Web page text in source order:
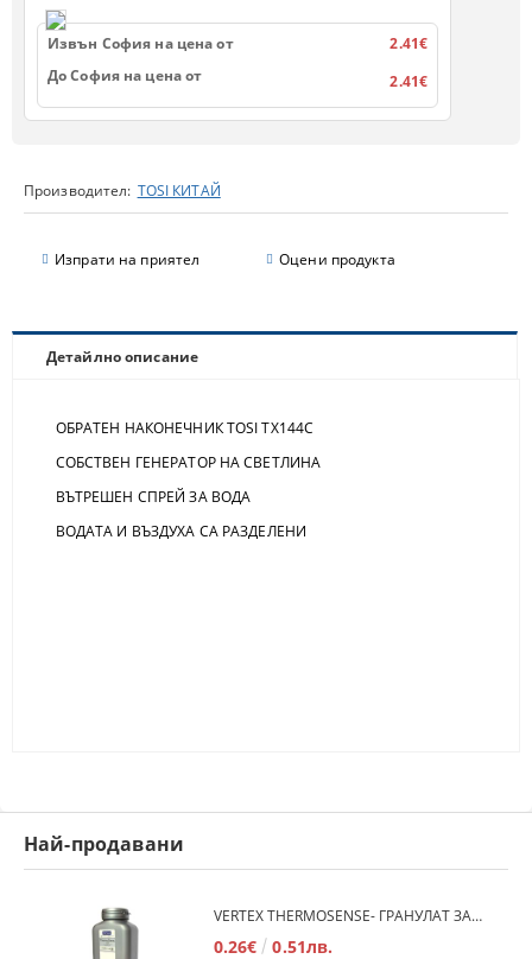
Производител: TOSI КИТАЙ
Изпрати на приятел Оцени продукта
Извън София на цена от
2.41€
До София на цена от
2.41€
Детайлно описание
ОБРАТЕН НАКОНЕЧНИК TOSI ТX144C
СОБСТВЕН ГЕНЕРАТОР НА СВЕТЛИНА
ВЪТРЕШЕН СПРЕЙ ЗА ВОДА
ВОДАТА И ВЪЗДУХА СА РАЗДЕЛЕНИ
Най-продавани
VERTEX THERMOSENSE- ГРАНУЛАТ ЗА МЕКИ ПРОТЕЗИ
0.26€ 0.51лв.